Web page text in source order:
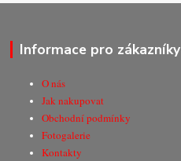
Informace pro zákazníky
O nás
Jak nakupovat
Obchodní podmínky
Fotogalerie
Kontakty